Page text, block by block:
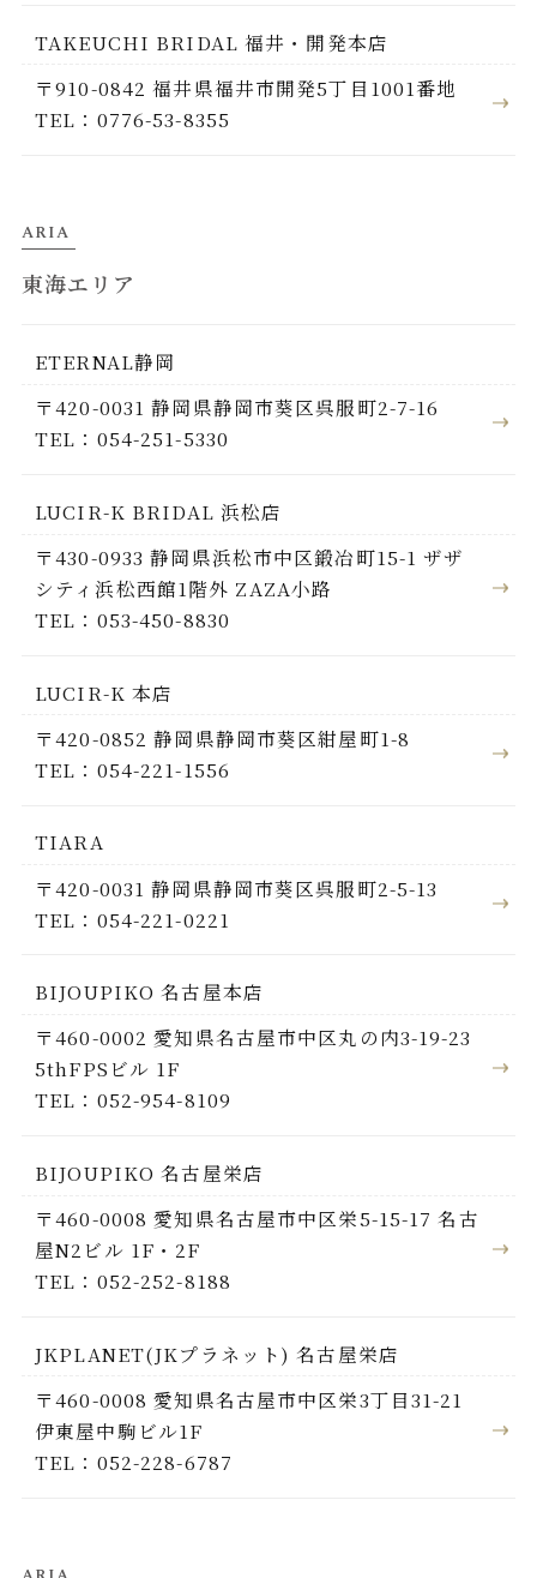
TAKEUCHI BRIDAL 福井・開発本店
〒910-0842 福井県福井市開発5丁目1001番地
TEL：0776-53-8355
ARIA
東海エリア
ETERNAL静岡
〒420-0031 静岡県静岡市葵区呉服町2-7-16
TEL：054-251-5330
LUCIR-K BRIDAL 浜松店
〒430-0933 静岡県浜松市中区鍛冶町15-1 ザザ
シティ浜松西館1階外 ZAZA小路
TEL：053-450-8830
LUCIR-K 本店
〒420-0852 静岡県静岡市葵区紺屋町1-8
TEL：054-221-1556
TIARA
〒420-0031 静岡県静岡市葵区呉服町2-5-13
TEL：054-221-0221
BIJOUPIKO 名古屋本店
〒460-0002 愛知県名古屋市中区丸の内3-19-23
5thFPSビル 1F
TEL：052-954-8109
BIJOUPIKO 名古屋栄店
〒460-0008 愛知県名古屋市中区栄5-15-17 名古
屋N2ビル 1F・2F
TEL：052-252-8188
JKPLANET(JKプラネット) 名古屋栄店
〒460-0008 愛知県名古屋市中区栄3丁目31-21
伊東屋中駒ビル1F
TEL：052-228-6787